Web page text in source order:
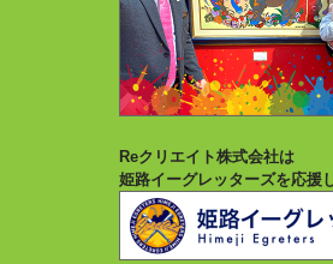
Reクリエイト株式会社は
姫路イーグレッターズを応援